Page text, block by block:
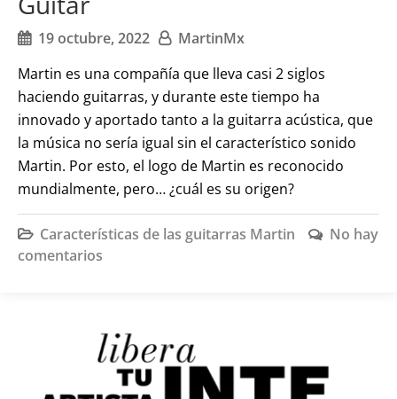
19 octubre, 2022
MartinMx
Martin es una compañía que lleva casi 2 siglos
haciendo guitarras, y durante este tiempo ha
innovado y aportado tanto a la guitarra acústica, que
la música no sería igual sin el característico sonido
Martin. Por esto, el logo de Martin es reconocido
mundialmente, pero… ¿cuál es su origen?
Características de las guitarras Martin
No hay
comentarios